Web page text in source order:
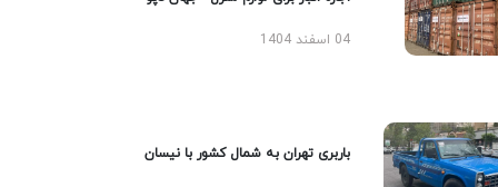
04 اسفند 1404
باربری تهران به شمال کشور با نیسان